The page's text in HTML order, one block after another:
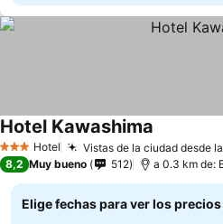
3 Estrellas
Hotel Vistas de la ciudad desde
Hotel Kawashima
8,2 Muy bueno 512 a 0.3 km de:
Elige fechas para ver los